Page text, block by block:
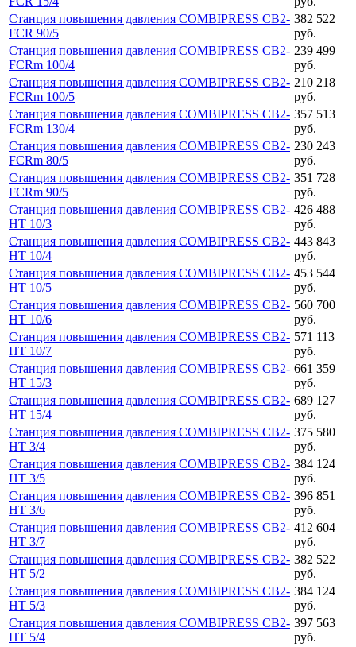
Станция повышения давления COMBIPRESS CB2-
FCR 90/5
382 522
руб.
Станция повышения давления COMBIPRESS CB2-
FCRm 100/4
239 499
руб.
Станция повышения давления COMBIPRESS CB2-
FCRm 100/5
210 218
руб.
Станция повышения давления COMBIPRESS CB2-
FCRm 130/4
357 513
руб.
Станция повышения давления COMBIPRESS CB2-
FCRm 80/5
230 243
руб.
Станция повышения давления COMBIPRESS CB2-
FCRm 90/5
351 728
руб.
Станция повышения давления COMBIPRESS CB2-
HT 10/3
426 488
руб.
Станция повышения давления COMBIPRESS CB2-
HT 10/4
443 843
руб.
Станция повышения давления COMBIPRESS CB2-
HT 10/5
453 544
руб.
Станция повышения давления COMBIPRESS CB2-
HT 10/6
560 700
руб.
Станция повышения давления COMBIPRESS CB2-
HT 10/7
571 113
руб.
Станция повышения давления COMBIPRESS CB2-
HT 15/3
661 359
руб.
Станция повышения давления COMBIPRESS CB2-
HT 15/4
689 127
руб.
Станция повышения давления COMBIPRESS CB2-
HT 3/4
375 580
руб.
Станция повышения давления COMBIPRESS CB2-
HT 3/5
384 124
руб.
Станция повышения давления COMBIPRESS CB2-
HT 3/6
396 851
руб.
Станция повышения давления COMBIPRESS CB2-
HT 3/7
412 604
руб.
Станция повышения давления COMBIPRESS CB2-
HT 5/2
382 522
руб.
Станция повышения давления COMBIPRESS CB2-
HT 5/3
384 124
руб.
Станция повышения давления COMBIPRESS CB2-
HT 5/4
397 563
руб.